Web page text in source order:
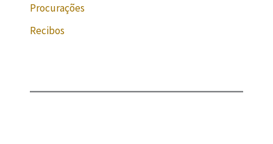
Procurações
Recibos